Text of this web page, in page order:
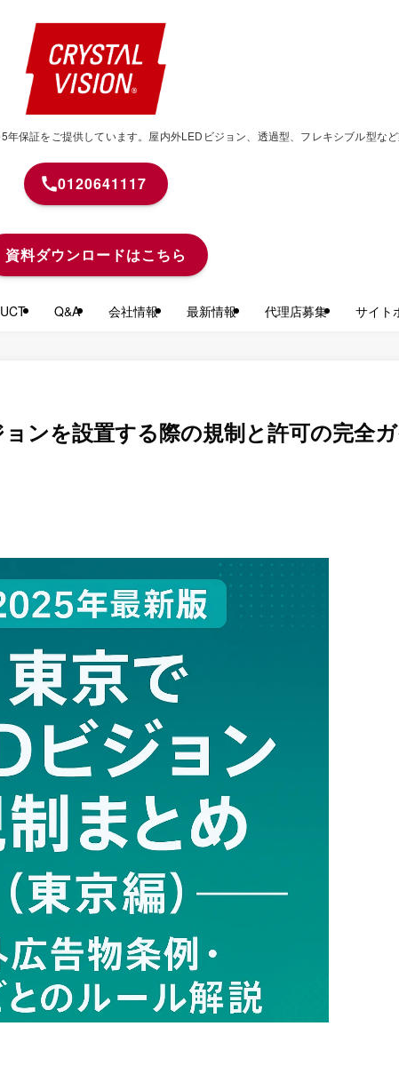
保証をご提供しています。屋内外LEDビジョン、透過型、フレキシブル型な
Q&A 会社情報 最新情報 代理店募集 サイト
0120641117
資料ダウンロードはこちら
ョンを設置する際の規制と許可の完全